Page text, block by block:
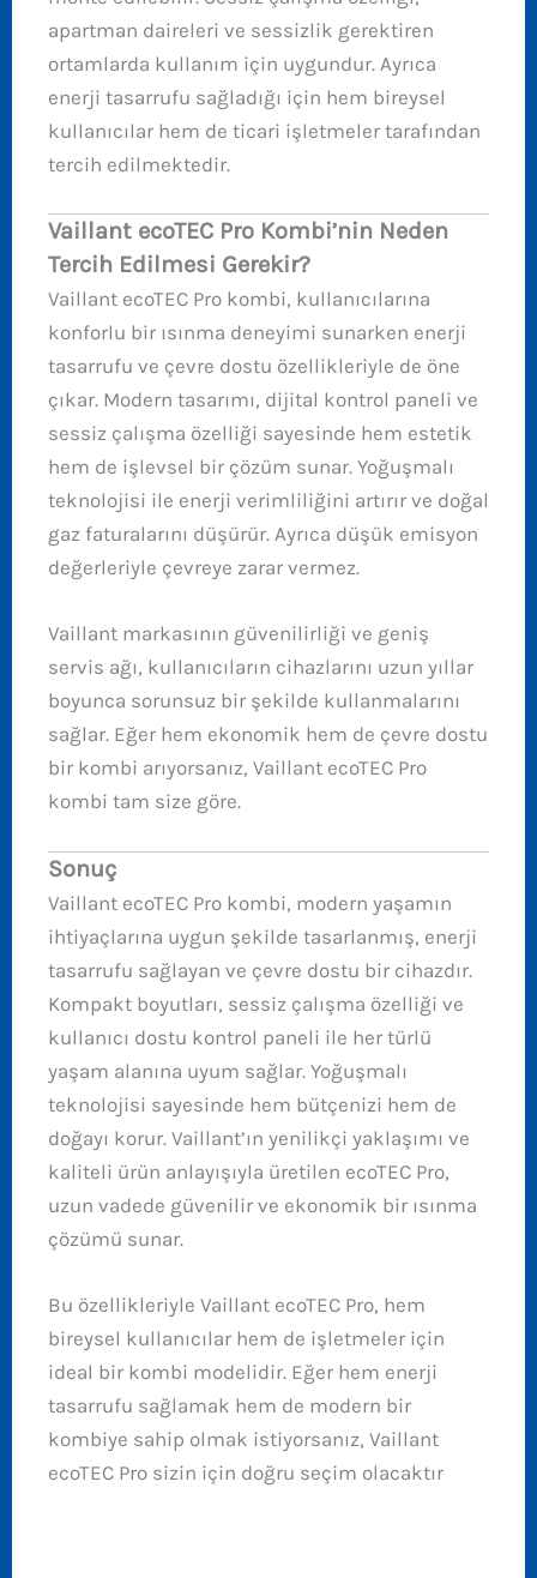
apartman daireleri ve sessizlik gerektiren
ortamlarda kullanım için uygundur. Ayrıca
enerji tasarrufu sağladığı için hem bireysel
kullanıcılar hem de ticari işletmeler tarafından
tercih edilmektedir.
Vaillant ecoTEC Pro Kombi’nin Neden
Tercih Edilmesi Gerekir?
Vaillant ecoTEC Pro kombi, kullanıcılarına
konforlu bir ısınma deneyimi sunarken enerji
tasarrufu ve çevre dostu özellikleriyle de öne
çıkar. Modern tasarımı, dijital kontrol paneli ve
sessiz çalışma özelliği sayesinde hem estetik
hem de işlevsel bir çözüm sunar. Yoğuşmalı
teknolojisi ile enerji verimliliğini artırır ve doğal
gaz faturalarını düşürür. Ayrıca düşük emisyon
değerleriyle çevreye zarar vermez.
Vaillant markasının güvenilirliği ve geniş
servis ağı, kullanıcıların cihazlarını uzun yıllar
boyunca sorunsuz bir şekilde kullanmalarını
sağlar. Eğer hem ekonomik hem de çevre dostu
bir kombi arıyorsanız, Vaillant ecoTEC Pro
kombi tam size göre.
Sonuç
Vaillant ecoTEC Pro kombi, modern yaşamın
ihtiyaçlarına uygun şekilde tasarlanmış, enerji
tasarrufu sağlayan ve çevre dostu bir cihazdır.
Kompakt boyutları, sessiz çalışma özelliği ve
kullanıcı dostu kontrol paneli ile her türlü
yaşam alanına uyum sağlar. Yoğuşmalı
teknolojisi sayesinde hem bütçenizi hem de
doğayı korur. Vaillant’ın yenilikçi yaklaşımı ve
kaliteli ürün anlayışıyla üretilen ecoTEC Pro,
uzun vadede güvenilir ve ekonomik bir ısınma
çözümü sunar.
Bu özellikleriyle Vaillant ecoTEC Pro, hem
bireysel kullanıcılar hem de işletmeler için
ideal bir kombi modelidir. Eğer hem enerji
tasarrufu sağlamak hem de modern bir
kombiye sahip olmak istiyorsanız, Vaillant
ecoTEC Pro sizin için doğru seçim olacaktır